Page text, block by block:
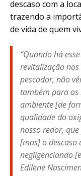
descaso com a
trazendo a
de vida de quem
“Quando há
revitalização
pescador, não
também para os
ambiente [de
qualidade do
nosso redor,
[mas] o descaso
negligenciando
Edilene